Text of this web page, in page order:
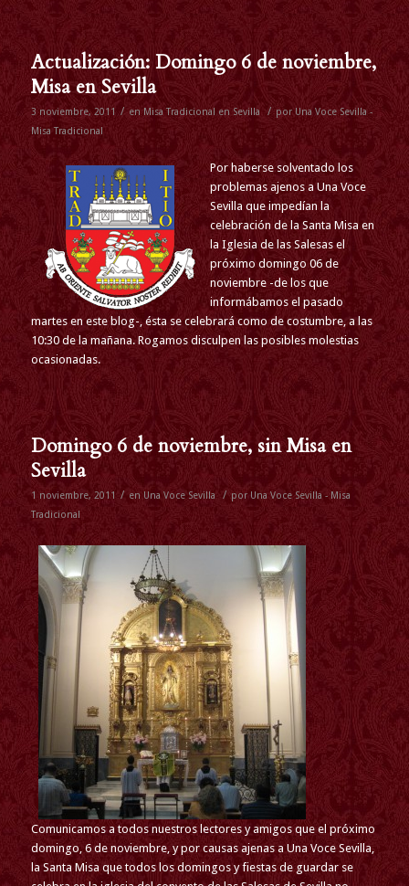
Actualización: Domingo 6 de noviembre,
Misa en Sevilla
3 noviembre, 2011 / enMisa Tradicional en Sevilla / por Una Voce Sevilla -
Misa Tradicional
Por haberse solventado los
problemas ajenos a Una Voce
Sevilla que impedían la
celebración de la Santa Misa en
la Iglesia de las Salesas el
próximo domingo 06 de
noviembre -de los que
informábamos el pasado
martes en este blog-, ésta se celebrará como de costumbre, a las
10:30 de la mañana. Rogamos disculpen las posibles molestias
ocasionadas.
Domingo 6 de noviembre, sin Misa en
Sevilla
1 noviembre, 2011 / en Una Voce Sevilla / por Una Voce Sevilla - Misa
Tradicional
Comunicamos a todos nuestros lectores y amigos que el próximo
domingo, 6 de noviembre, y por causas ajenas a Una Voce Sevilla,
la Santa Misa que todos los domingos y fiestas de guardar se